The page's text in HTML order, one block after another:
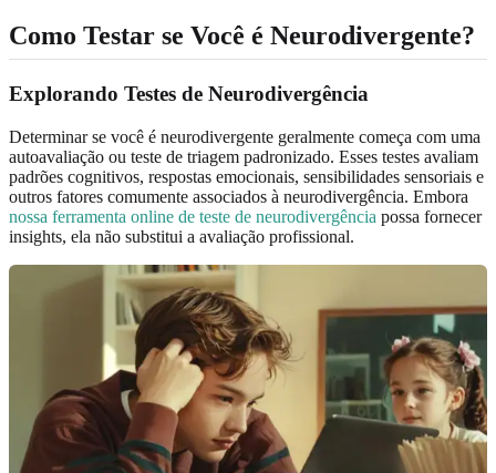
Como Testar se Você é Neurodivergente?
Explorando Testes de Neurodivergência
Determinar se você é neurodivergente geralmente começa com uma
autoavaliação ou teste de triagem padronizado. Esses testes avaliam
padrões cognitivos, respostas emocionais, sensibilidades sensoriais e
outros fatores comumente associados à neurodivergência. Embora
nossa ferramenta online de teste de neurodivergência possa fornecer
insights, ela não substitui a avaliação profissional.